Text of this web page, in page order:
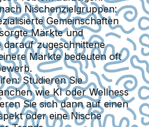
Nischenzielgruppen:
Gemeinschaften
Märkte und
darauf zugeschnittene
Märkte bedeuten oft
Studieren Sie
wie KI oder Wellness
Sie sich dann auf einen
oder eine Nische